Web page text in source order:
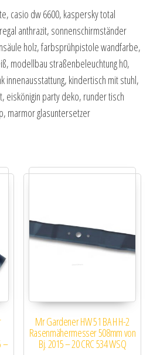
casio dw 6600, kaspersky total
anthrazit, sonnenschirmständer
holz, farbsprühpistole wandfarbe,
modellbau straßenbeleuchtung h0,
innenausstattung, kindertisch mit stuhl,
eiskönigin party deko, runder tisch
marmor glasuntersetzer
–
Mr Gardener HW 51 BA H H-2
Rasenmähermesser 508mm von
Bj. 2015 – 20 CRC 534 WSQ